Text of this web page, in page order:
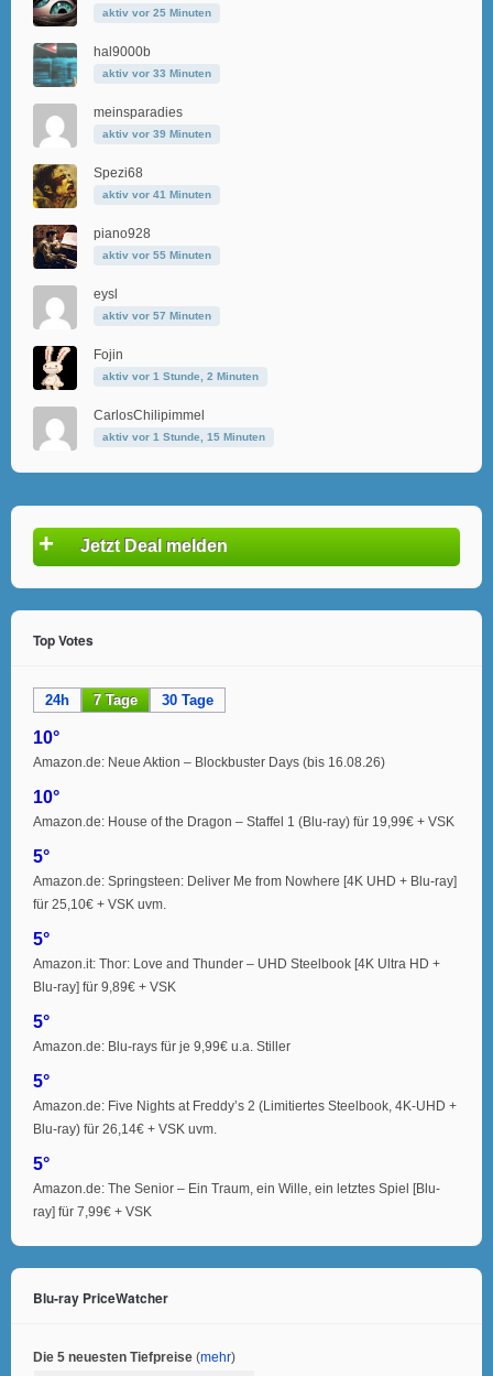
aktiv vor 25 Minuten
hal9000b
aktiv vor 33 Minuten
meinsparadies
aktiv vor 39 Minuten
Spezi68
aktiv vor 41 Minuten
piano928
aktiv vor 55 Minuten
eysl
aktiv vor 57 Minuten
Fojin
aktiv vor 1 Stunde, 2 Minuten
CarlosChilipimmel
aktiv vor 1 Stunde, 15 Minuten
+ Jetzt Deal melden
Top Votes
24h 7 Tage 30 Tage
10°
Amazon.de: Neue Aktion – Blockbuster Days (bis 16.08.26)
10°
Amazon.de: House of the Dragon – Staffel 1 (Blu-ray) für 19,99€ + VSK
5°
Amazon.de: Springsteen: Deliver Me from Nowhere [4K UHD + Blu-ray]
für 25,10€ + VSK uvm.
5°
Amazon.it: Thor: Love and Thunder – UHD Steelbook [4K Ultra HD +
Blu-ray] für 9,89€ + VSK
5°
Amazon.de: Blu-rays für je 9,99€ u.a. Stiller
5°
Amazon.de: Five Nights at Freddy’s 2 (Limitiertes Steelbook, 4K-UHD +
Blu-ray) für 26,14€ + VSK uvm.
5°
Amazon.de: The Senior – Ein Traum, ein Wille, ein letztes Spiel [Blu-
ray] für 7,99€ + VSK
Blu-ray PriceWatcher
Die 5 neuesten Tiefpreise (mehr)